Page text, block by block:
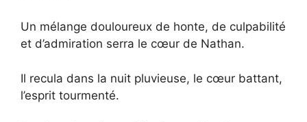
Un mélange douloureux de honte, de culpabilité
et d’admiration serra le cœur de Nathan.
Il recula dans la nuit pluvieuse, le cœur battant,
l’esprit tourmenté.